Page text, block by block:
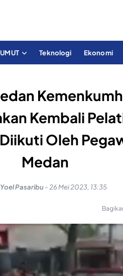
Teknologi Ekonomi
Kembali
Oleh
Medan
Yoel Pasaribu- 26 Mei 2023, 13:35